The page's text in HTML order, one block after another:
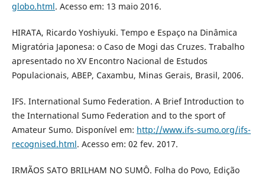
globo.html. Acesso em: 13 maio 2016.
HIRATA, Ricardo Yoshiyuki. Tempo e Espaço na Dinâmica
Migratória Japonesa: o Caso de Mogi das Cruzes. Trabalho
apresentado no XV Encontro Nacional de Estudos
Populacionais, ABEP, Caxambu, Minas Gerais, Brasil, 2006.
IFS. International Sumo Federation. A Brief Introduction to
the International Sumo Federation and to the sport of
Amateur Sumo. Disponível em: http://www.ifs-sumo.org/ifs-
recognised.html. Acesso em: 02 fev. 2017.
IRMÃOS SATO BRILHAM NO SUMÔ. Folha do Povo, Edição